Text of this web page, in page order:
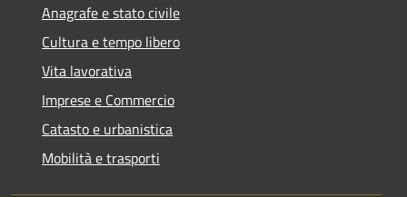
Anagrafe e stato civile
Cultura e tempo libero
Vita lavorativa
Imprese e Commercio
Catasto e urbanistica
Mobilità e trasporti